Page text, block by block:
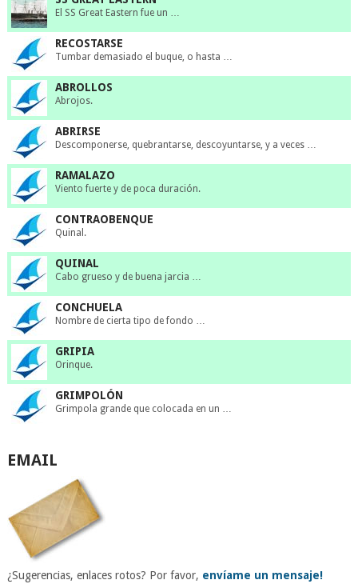
El SS Great Eastern fue un …
RECOSTARSE
Tumbar demasiado el buque, o hasta …
ABROLLOS
Abrojos.
ABRIRSE
Descomponerse, quebrantarse, descoyuntarse, y a veces …
RAMALAZO
Viento fuerte y de poca duración.
CONTRAOBENQUE
Quinal.
QUINAL
Cabo grueso y de buena jarcia …
CONCHUELA
Nombre de cierta tipo de fondo …
GRIPIA
Orinque.
GRIMPOLÓN
Grimpola grande que colocada en un …
EMAIL
¿Sugerencias, enlaces rotos? Por favor, envíame un mensaje!